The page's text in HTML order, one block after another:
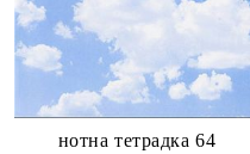
нотна тетрадка 64